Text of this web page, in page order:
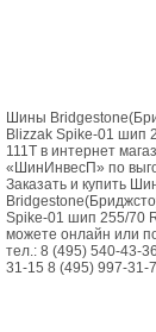
Шины
Blizzak Spike-01 шип
111T в интернет
«ШинИнвесП» по
Заказать и купить
Spike-01 шип 255/70
можете онлайн или
тел.: 8 (495) 540-43-
31-15 8 (495) 997-31-